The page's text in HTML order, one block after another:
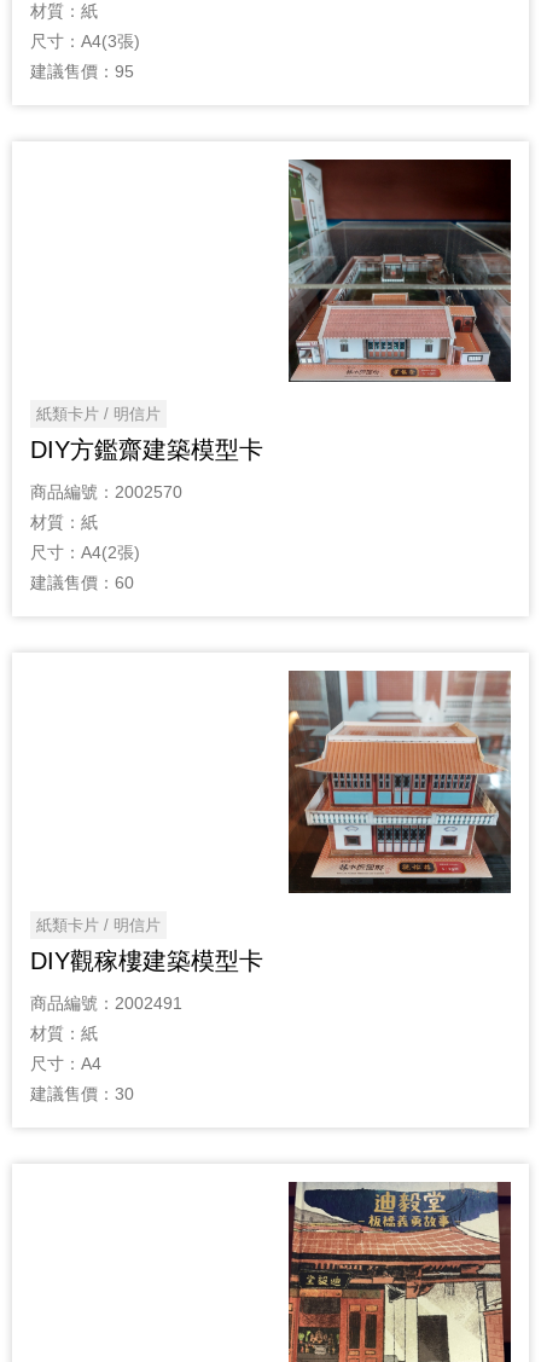
材質： 紙
尺寸： A4(3張)
建議售價： 95
紙類卡片 / 明信片
DIY方鑑齋建築模型卡
商品編號： 2002570
材質： 紙
尺寸： A4(2張)
建議售價： 60
紙類卡片 / 明信片
DIY觀稼樓建築模型卡
商品編號： 2002491
材質： 紙
尺寸： A4
建議售價： 30